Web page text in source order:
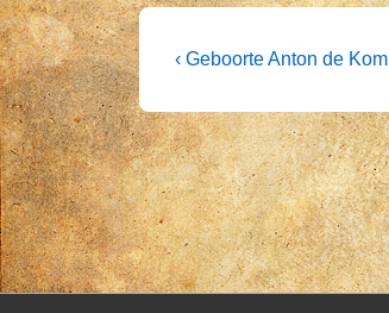
Post
Previous
is
‹ Geboorte Anton de Kom